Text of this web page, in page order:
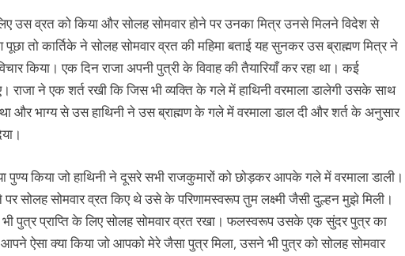
उस व्रत को किया और सोलह सोमवार होने पर उनका मित्र उनसे मिलने विदेश से
तो कार्तिके ने सोलह सोमवार व्रत की महिमा बताई यह सुनकर उस ब्राह्मण मित्र ने
किया। एक दिन राजा अपनी पुत्री के विवाह की तैयारियाँ कर रहा था। कई
राजा ने एक शर्त रखी कि जिस भी व्यक्ति के गले में हाथिनी वरमाला डालेगी उसके साथ
था और भाग्य से उस हाथिनी ने उस ब्राह्मण के गले में वरमाला डाल दी और शर्त के अनुसार
पुण्य किया जो हाथिनी ने दूसरे सभी राजकुमारों को छोड़कर आपके गले में वरमाला डाली।
सोलह सोमवार व्रत किए थे उसे के परिणामस्वरूप तुम लक्ष्मी जैसी दुल्हन मुझे मिली।
पुत्र प्राप्ति के लिए सोलह सोमवार व्रत रखा। फलस्वरूप उसके एक सुंदर पुत्र का
ऐसा क्या किया जो आपको मेरे जैसा पुत्र मिला, उसने भी पुत्र को सोलह सोमवार